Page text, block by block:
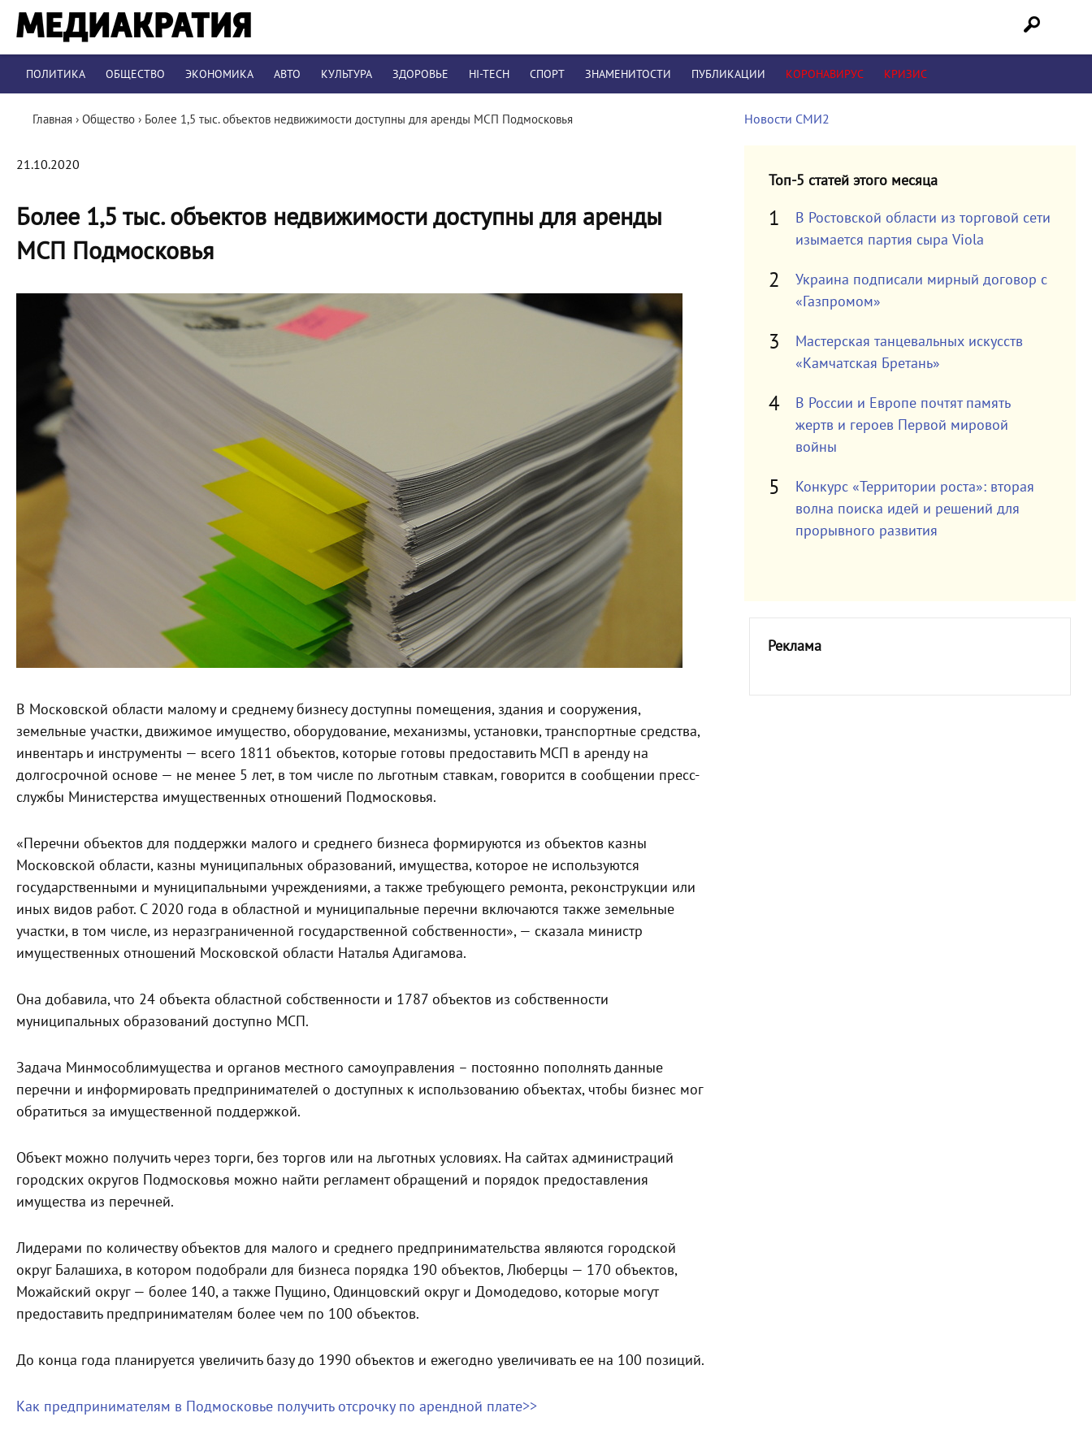
ПОЛИТИКА ОБЩЕСТВО ЭКОНОМИКА АВТО КУЛЬТУРА ЗДОРОВЬЕ HI-TECH СПОРТ ЗНАМЕНИТОСТИ ПУБЛИКАЦИИ КОРОНАВИРУС КРИЗИС
Главная › Общество › Более 1,5 тыс. объектов недвижимости доступны для аренды МСП Подмосковья
21.10.2020
Более 1,5 тыс. объектов недвижимости доступны для аренды
МСП Подмосковья
В Московской области малому и среднему бизнесу доступны помещения, здания и сооружения,
земельные участки, движимое имущество, оборудование, механизмы, установки, транспортные средства,
инвентарь и инструменты — всего 1811 объектов, которые готовы предоставить МСП в аренду на
долгосрочной основе — не менее 5 лет, в том числе по льготным ставкам, говорится в сообщении пресс-
службы Министерства имущественных отношений Подмосковья.
«Перечни объектов для поддержки малого и среднего бизнеса формируются из объектов казны
Московской области, казны муниципальных образований, имущества, которое не используются
государственными и муниципальными учреждениями, а также требующего ремонта, реконструкции или
иных видов работ. С 2020 года в областной и муниципальные перечни включаются также земельные
участки, в том числе, из неразграниченной государственной собственности», — сказала министр
имущественных отношений Московской области Наталья Адигамова.
Она добавила, что 24 объекта областной собственности и 1787 объектов из собственности
муниципальных образований доступно МСП.
Задача Минмособлимущества и органов местного самоуправления – постоянно пополнять данные
перечни и информировать предпринимателей о доступных к использованию объектах, чтобы бизнес мог
обратиться за имущественной поддержкой.
Объект можно получить через торги, без торгов или на льготных условиях. На сайтах администраций
городских округов Подмосковья можно найти регламент обращений и порядок предоставления
имущества из перечней.
Лидерами по количеству объектов для малого и среднего предпринимательства являются городской
округ Балашиха, в котором подобрали для бизнеса порядка 190 объектов, Люберцы — 170 объектов,
Можайский округ — более 140, а также Пущино, Одинцовский округ и Домодедово, которые могут
предоставить предпринимателям более чем по 100 объектов.
До конца года планируется увеличить базу до 1990 объектов и ежегодно увеличивать ее на 100 позиций.
Как предпринимателям в Подмосковье получить отсрочку по арендной плате>>
Новости СМИ2
Топ-5 статей этого месяца
В Ростовской области из торговой сети
изымается партия сыра Viola
Украина подписали мирный договор с
«Газпромом»
Мастерская танцевальных искусств
«Камчатская Бретань»
В России и Европе почтят память
жертв и героев Первой мировой
войны
Конкурс «Территории роста»: вторая
волна поиска идей и решений для
прорывного развития
Реклама